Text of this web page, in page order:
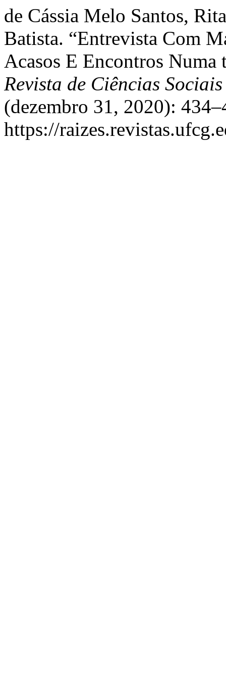
de Cássia Melo Santos,
Batista. “Entrevista Com
Acasos E Encontros
Revista de Ciências
(dezembro 31, 2020):
https://